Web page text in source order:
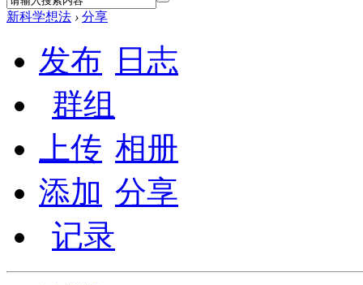
新科学想法 › 分享
发布
日志
群组
上传 相册
添加 分享
记录